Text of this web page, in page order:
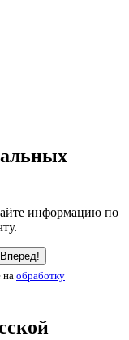
информацию по
Вперед!
на обработку